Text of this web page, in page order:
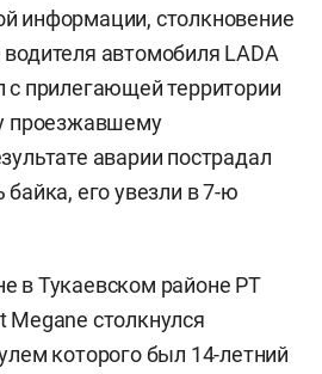
информации, столкновение
автомобиля LADA
прилегающей территории
проезжавшему
аварии пострадал
байка, его увезли в 7-ю
в Тукаевском районе РТ
Megane столкнулся
которого был 14-летний